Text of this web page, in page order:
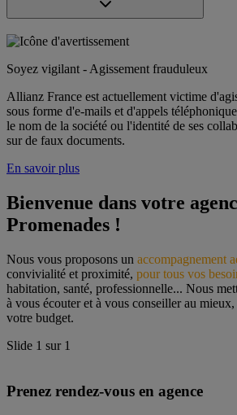
Soyez vigilant - Agissement frauduleux
Allianz France est actuellement victime
sous forme d'e-mails et d'appels
le nom de la société ou l'identité de ses
sur de faux documents.
En savoir plus
Bienvenue dans votre
Promenades !
Nous vous proposons un accompagnement
convivialité et proximité, pour tous vos
habitation, santé, professionnelle... Nous
à vous écouter et à vous conseiller au
votre budget.
Slide 1 sur 1
Prenez rendez-vous en agence